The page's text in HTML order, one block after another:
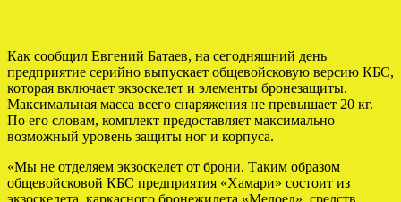
Как сообщил Евгений Батаев, на сегодняшний день
предприятие серийно выпускает общевойсковую версию КБС,
которая включает экзоскелет и элементы бронезащиты.
Максимальная масса всего снаряжения не превышает 20 кг.
По его словам, комплект предоставляет максимально
возможный уровень защиты ног и корпуса.
«Мы не отделяем экзоскелет от брони. Таким образом
общевойсковой КБС предприятия «Хамари» состоит из
экзоскелета, каркасного бронежилета «Медоед», средств